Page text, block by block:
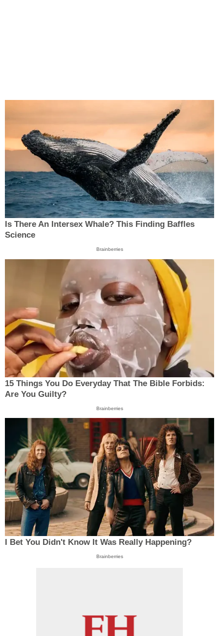
Is There An Intersex Whale? This Finding Baffles
Science
Brainberries
15 Things You Do Everyday That The Bible Forbids:
Are You Guilty?
Brainberries
I Bet You Didn't Know It Was Really Happening?
Brainberries